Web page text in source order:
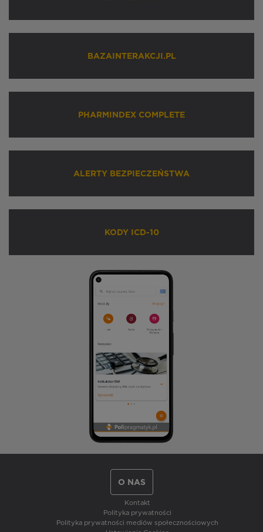
BAZAINTERAKCJI.PL
PHARMINDEX COMPLETE
ALERTY BEZPIECZEŃSTWA
KODY ICD-10
O NAS
Kontakt
Polityka prywatności
Polityka prywatności mediów społecznościowych